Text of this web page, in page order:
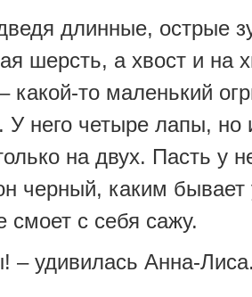
длинные, острые
шерсть, а хвост и на
какой-то маленький
У него четыре лапы, но
на двух. Пасть у
черный, каким бывает
смоет с себя сажу.
– удивилась Анна-